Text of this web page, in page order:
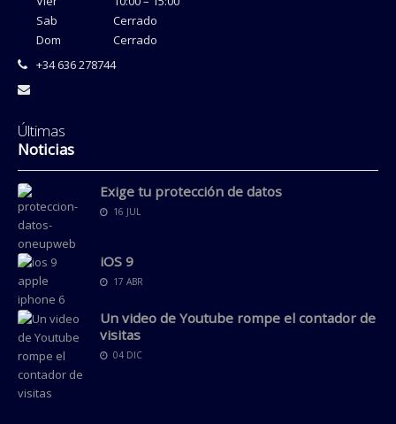
Sab
Cerrado
Dom
Cerrado
+34 636 278744
Últimas
Noticias
Exige tu protección de datos
16 JUL
iOS 9
17 ABR
Un video de Youtube rompe el contador de
visitas
04 DIC